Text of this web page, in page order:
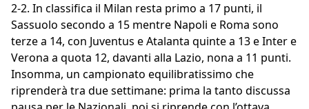
2-2. In classifica il Milan resta primo a 17 punti, il
Sassuolo secondo a 15 mentre Napoli e Roma sono
terze a 14, con Juventus e Atalanta quinte a 13 e Inter e
Verona a quota 12, davanti alla Lazio, nona a 11 punti.
Insomma, un campionato equilibratissimo che
riprenderà tra due settimane: prima la tanto discussa